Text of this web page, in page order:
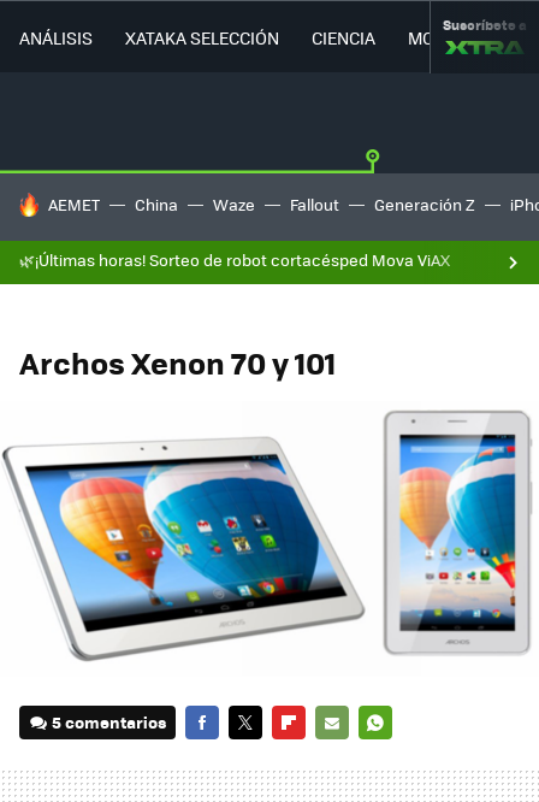
ANÁLISIS XATAKA SELECCIÓN CIENCIA MOVILIDAD
Suscríbete a
HOY SE HABLA DE
AEMET China Waze Fallout Generación Z
🌿¡Últimas horas! Sorteo de robot cortacésped Mova ViAX
Archos Xenon 70 y 101
5 comentarios
MAIL